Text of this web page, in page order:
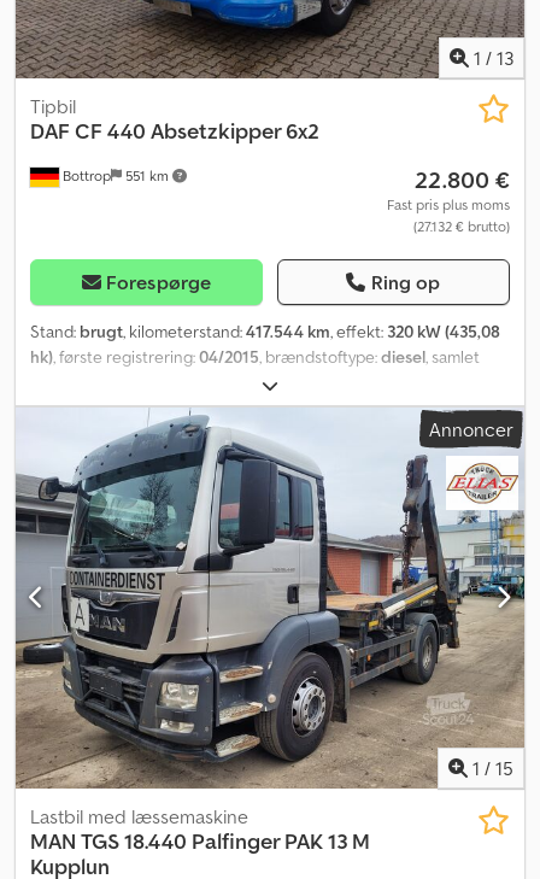
1 / 13
Bottrop 551 km
Tipbil
DAF CF 440 Absetzkipper 6x2
22.800 €
Fast pris plus moms
(27.132 € brutto)
Forespørge Ring op
Stand: brugt, kilometerstand:417.544 km, effekt: 320 kW (435,08
hk), første registrering:04/2015, brændstoftype:diesel, samlet
, akslekonfiguration:
automatisk, emissionsklasse:Euro 6, samlet bredde:2.550 mm,
3.500 mm, Udstyr:ABS, elektronisk
stabilitetsprogram (ESP), klimaanlæg, parkeringsvarmer,
sodfilter, DAF CF 440 Kroghejs 6x2 Affjedring: Blad-luft
Akselafstand: 4,30 m Nyttelast: 13.915 kg GERGEN Type: TAK VL
Adonis Årgang: 04/2015 Tilladt belastning: 15.500 kg + Hydraulisk
lås til små containere + 1x fjernbetjening + Udvendig betjening
Udstyr: - Motorbremse - Digital fartskriver - Sædevarme -
Multifunktionsrat (M.F.H.) - Lift- og styreaksel - Radio-CD-AUX - El-
ruder - Centrallås - Glastag - Solskærm - Anhængertræk (2x luft-
ABS-strømtilslutning) Vi hjælper gerne med finansiering/leasing
gennem vores partnere. Alle oplysninger uden garanti. Forbehold
for fejl og mellemsalg. Dwodpfx Asrhr Eteg Roa
Annoncer
1 / 15
Lastbil med læssemaskine
MAN TGS 18.440 Palfinger PAK 13 M
Kupplun